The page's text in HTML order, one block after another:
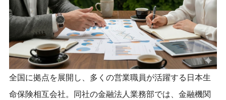
全国に拠点を展開し、多くの営業職員が活躍する日本生
命保険相互会社。同社の金融法人業務部では、 金融機関